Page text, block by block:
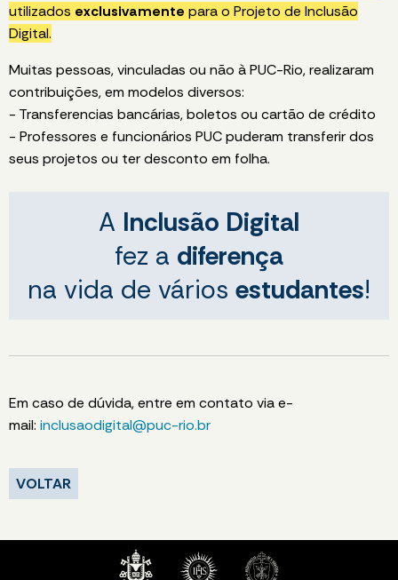
utilizados exclusivamente para o Projeto de Inclusão
Digital.
Muitas pessoas, vinculadas ou não à PUC-Rio, realizaram
contribuições, em modelos diversos:
- Transferencias bancárias, boletos ou cartão de crédito
- Professores e funcionários PUC puderam transferir dos
seus projetos ou ter desconto em folha.
A Inclusão Digital
fez a diferença
na vida de vários estudantes!
Em caso de dúvida, entre em contato via e-
mail: inclusaodigital@puc-rio.br
VOLTAR